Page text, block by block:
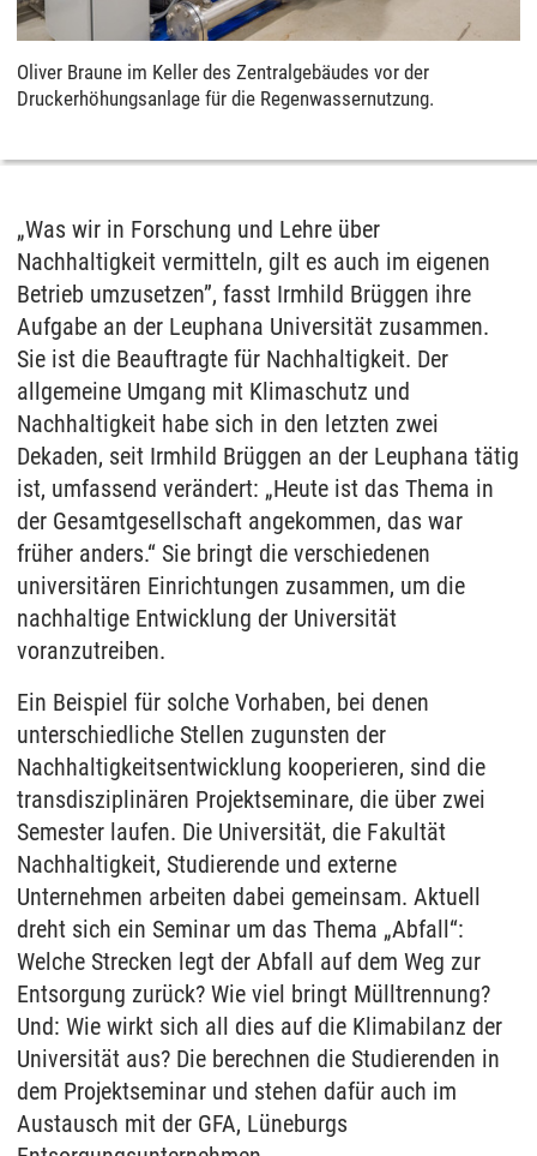
Oliver Braune im Keller des Zentralgebäudes vor der
Druckerhöhungsanlage für die Regenwassernutzung.
„Was wir in Forschung und Lehre über
Nachhaltigkeit vermitteln, gilt es auch im eigenen
Betrieb umzusetzen”, fasst Irmhild Brüggen ihre
Aufgabe an der Leuphana Universität zusammen.
Sie ist die Beauftragte für Nachhaltigkeit. Der
allgemeine Umgang mit Klimaschutz und
Nachhaltigkeit habe sich in den letzten zwei
Dekaden, seit Irmhild Brüggen an der Leuphana tätig
ist, umfassend verändert: „Heute ist das Thema in
der Gesamtgesellschaft angekommen, das war
früher anders.“ Sie bringt die verschiedenen
universitären Einrichtungen zusammen, um die
nachhaltige Entwicklung der Universität
voranzutreiben.
Ein Beispiel für solche Vorhaben, bei denen
unterschiedliche Stellen zugunsten der
Nachhaltigkeitsentwicklung kooperieren, sind die
transdisziplinären Projektseminare, die über zwei
Semester laufen. Die Universität, die Fakultät
Nachhaltigkeit, Studierende und externe
Unternehmen arbeiten dabei gemeinsam. Aktuell
dreht sich ein Seminar um das Thema „Abfall“:
Welche Strecken legt der Abfall auf dem Weg zur
Entsorgung zurück? Wie viel bringt Mülltrennung?
Und: Wie wirkt sich all dies auf die Klimabilanz der
Universität aus? Die berechnen die Studierenden in
dem Projektseminar und stehen dafür auch im
Austausch mit der GFA, Lüneburgs